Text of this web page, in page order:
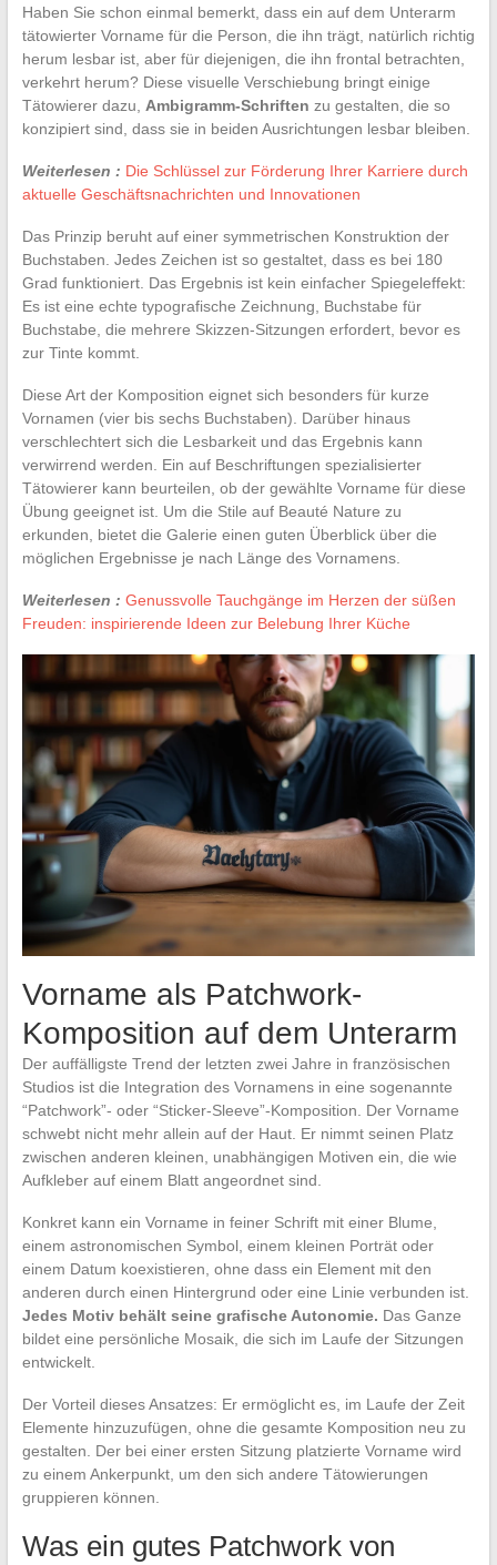
Haben Sie schon einmal bemerkt, dass ein auf dem Unterarm
tätowierter Vorname für die Person, die ihn trägt, natürlich richtig
herum lesbar ist, aber für diejenigen, die ihn frontal betrachten,
verkehrt herum? Diese visuelle Verschiebung bringt einige
Tätowierer dazu, Ambigramm-Schriften zu gestalten, die so
konzipiert sind, dass sie in beiden Ausrichtungen lesbar bleiben.
Weiterlesen : Die Schlüssel zur Förderung Ihrer Karriere durch
aktuelle Geschäftsnachrichten und Innovationen
Das Prinzip beruht auf einer symmetrischen Konstruktion der
Buchstaben. Jedes Zeichen ist so gestaltet, dass es bei 180
Grad funktioniert. Das Ergebnis ist kein einfacher Spiegeleffekt:
Es ist eine echte typografische Zeichnung, Buchstabe für
Buchstabe, die mehrere Skizzen-Sitzungen erfordert, bevor es
zur Tinte kommt.
Diese Art der Komposition eignet sich besonders für kurze
Vornamen (vier bis sechs Buchstaben). Darüber hinaus
verschlechtert sich die Lesbarkeit und das Ergebnis kann
verwirrend werden. Ein auf Beschriftungen spezialisierter
Tätowierer kann beurteilen, ob der gewählte Vorname für diese
Übung geeignet ist. Um die Stile auf Beauté Nature zu
erkunden, bietet die Galerie einen guten Überblick über die
möglichen Ergebnisse je nach Länge des Vornamens.
Weiterlesen : Genussvolle Tauchgänge im Herzen der süßen
Freuden: inspirierende Ideen zur Belebung Ihrer Küche
Vorname als Patchwork-
Komposition auf dem Unterarm
Der auffälligste Trend der letzten zwei Jahre in französischen
Studios ist die Integration des Vornamens in eine sogenannte
“Patchwork”- oder “Sticker-Sleeve”-Komposition. Der Vorname
schwebt nicht mehr allein auf der Haut. Er nimmt seinen Platz
zwischen anderen kleinen, unabhängigen Motiven ein, die wie
Aufkleber auf einem Blatt angeordnet sind.
Konkret kann ein Vorname in feiner Schrift mit einer Blume,
einem astronomischen Symbol, einem kleinen Porträt oder
einem Datum koexistieren, ohne dass ein Element mit den
anderen durch einen Hintergrund oder eine Linie verbunden ist.
Jedes Motiv behält seine grafische Autonomie. Das Ganze
bildet eine persönliche Mosaik, die sich im Laufe der Sitzungen
entwickelt.
Der Vorteil dieses Ansatzes: Er ermöglicht es, im Laufe der Zeit
Elemente hinzuzufügen, ohne die gesamte Komposition neu zu
gestalten. Der bei einer ersten Sitzung platzierte Vorname wird
zu einem Ankerpunkt, um den sich andere Tätowierungen
gruppieren können.
Was ein gutes Patchwork von